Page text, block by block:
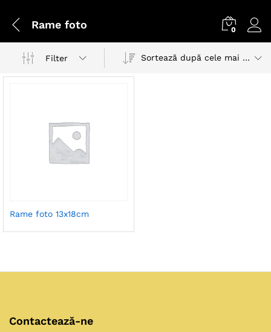
Rame foto 0
Filter Sortează după cele mai recente
Rame foto 13x18cm
Contactează-ne